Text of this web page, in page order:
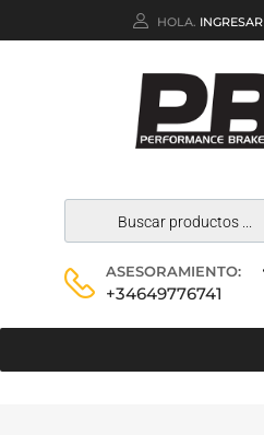
HOLA. INGRESAR
ASESORAMIENTO:
+34649776741